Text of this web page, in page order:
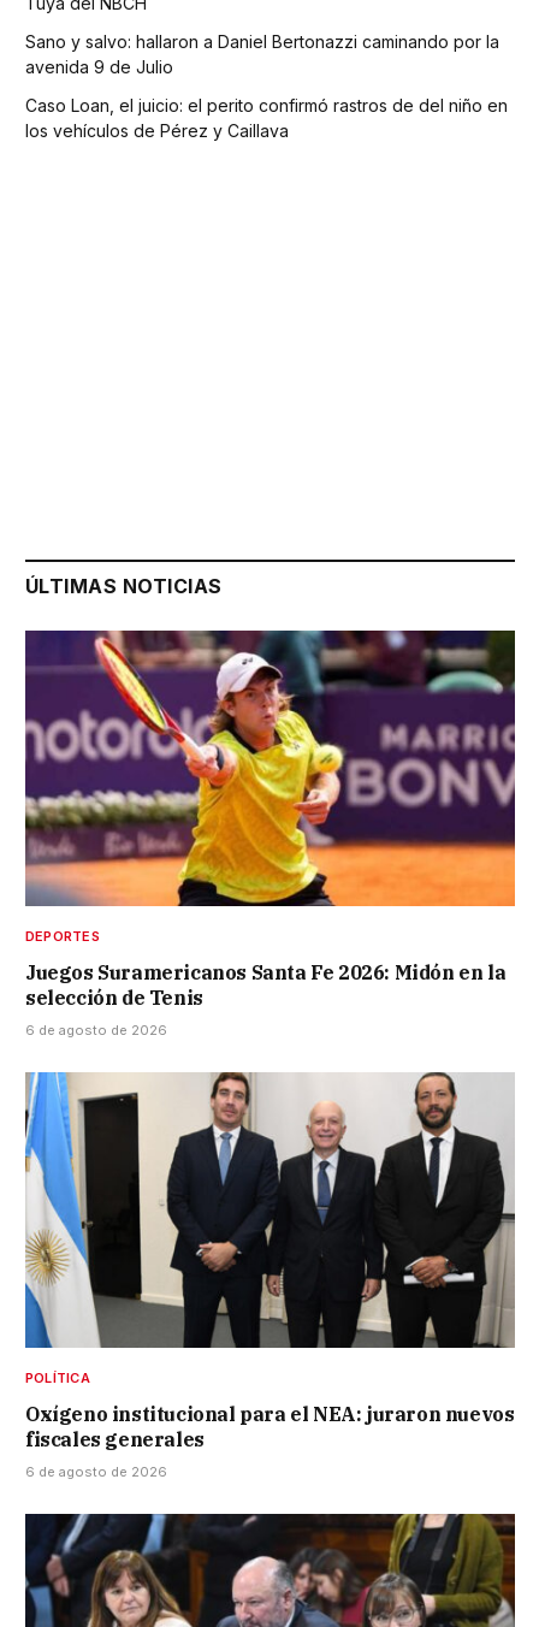
Sano y salvo: hallaron a Daniel Bertonazzi caminando por la
avenida 9 de Julio
Caso Loan, el juicio: el perito confirmó rastros de del niño en
los vehículos de Pérez y Caillava
ÚLTIMAS NOTICIAS
DEPORTES
Juegos Suramericanos Santa Fe 2026: Midón en la
selección de Tenis
6 de agosto de 2026
POLÍTICA
Oxígeno institucional para el NEA: juraron nuevos
fiscales generales
6 de agosto de 2026